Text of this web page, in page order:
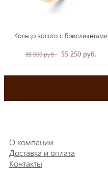
Кольцо золото с бриллиантами
85 000 руб. 55 250 руб.
О компании
Доставка и оплата
Контакты